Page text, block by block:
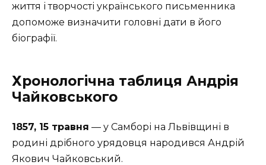
життя і творчості українського письменника
допоможе визначити головні дати в його
біографії.
Хронологічна таблиця Андрія
Чайковського
1857, 15 травня — у Самборі на Львівщині в
родині дрібного урядовця народився Андрій
Якович Чайковський.